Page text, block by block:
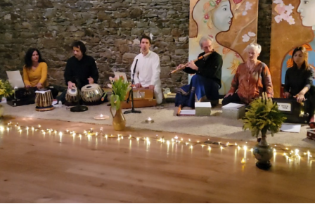
Cours
Ressources
Enseignants
Contact